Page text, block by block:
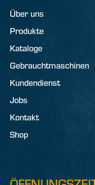
Über uns
Produkte
Kataloge
Gebrauchtmaschinen
Kundendienst
Jobs
Kontakt
Shop